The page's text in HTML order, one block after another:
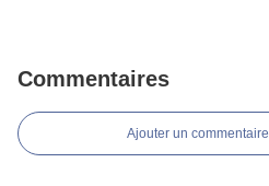
Commentaires
Ajouter un commentaire